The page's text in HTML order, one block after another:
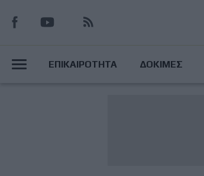
προς
κυρίως
MainΕΠΙΚΑΙΡΟΤΗΤΑ ΔΟΚΙΜΕΣ